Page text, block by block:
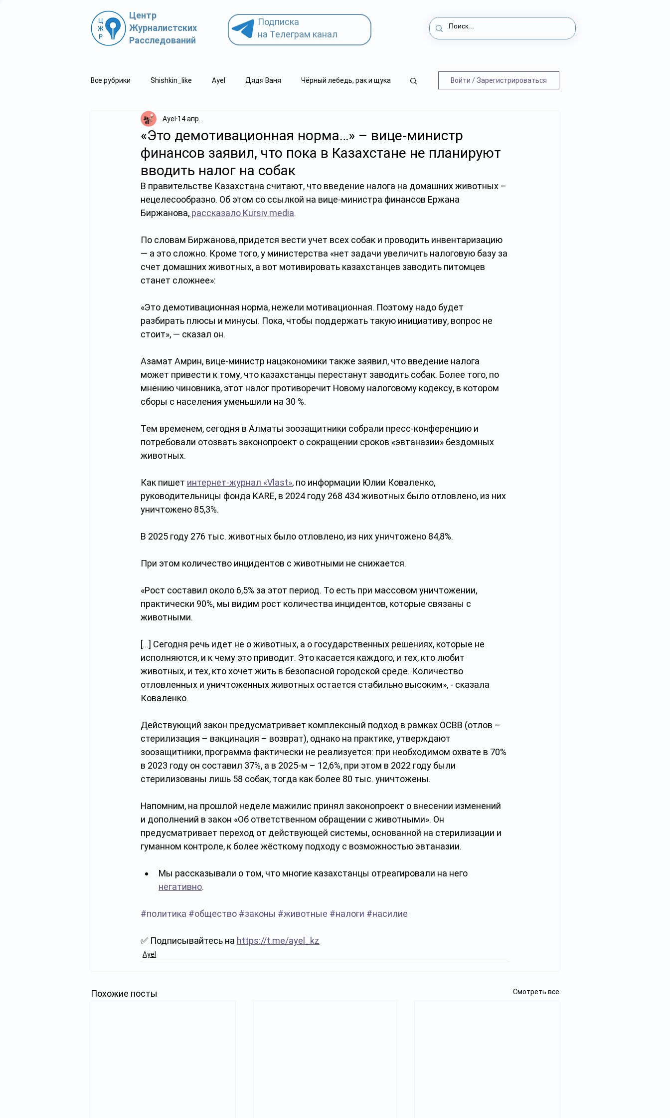
Центр
Журналистских
Расследований
Подписка
на Телеграм канал
Все рубрики Shishkin_like Ayel Дядя Ваня Чёрный лебедь, рак и щука
Политпросвет.kz Свидетель.kz
Войти / Зарегистрироваться
«Это демотивационная норма…» – вице-министр
финансов заявил, что пока в Казахстане не планируют
вводить налог на собак
Ayel 14 апр.
В правительстве Казахстана считают, что введение налога на домашних животных –
нецелесообразно. Об этом со ссылкой на вице-министра финансов Ержана
Биржанова, рассказало Kursiv.media.
По словам Биржанова, придется вести учет всех собак и проводить инвентаризацию
— а это сложно. Кроме того, у министерства «нет задачи увеличить налоговую базу за
счет домашних животных, а вот мотивировать казахстанцев заводить питомцев
станет сложнее»:
«Это демотивационная норма, нежели мотивационная. Поэтому надо будет
разбирать плюсы и минусы. Пока, чтобы поддержать такую инициативу, вопрос не
стоит», — сказал он.
Азамат Амрин, вице-министр нацэкономики также заявил, что введение налога
может привести к тому, что казахстанцы перестанут заводить собак. Более того, по
мнению чиновника, этот налог противоречит Новому налоговому кодексу, в котором
сборы с населения уменьшили на 30 %.
Тем временем, сегодня в Алматы зоозащитники собрали пресс-конференцию и
потребовали отозвать законопроект о сокращении сроков «эвтаназии» бездомных
животных.
Как пишет интернет-журнал «Vlast», по информации Юлии Коваленко,
руководительницы фонда KARE, в 2024 году 268 434 животных было отловлено, из них
уничтожено 85,3%.
В 2025 году 276 тыс. животных было отловлено, из них уничтожено 84,8%.
При этом количество инцидентов с животными не снижается.
«Рост составил около 6,5% за этот период. То есть при массовом уничтожении,
практически 90%, мы видим рост количества инцидентов, которые связаны с
животными.
[…] Сегодня речь идет не о животных, а о государственных решениях, которые не
исполняются, и к чему это приводит. Это касается каждого, и тех, кто любит
животных, и тех, кто хочет жить в безопасной городской среде. Количество
отловленных и уничтоженных животных остается стабильно высоким», - сказала
Коваленко.
Действующий закон предусматривает комплексный подход в рамках ОСВВ (отлов –
стерилизация – вакцинация – возврат), однако на практике, утверждают
зоозащитники, программа фактически не реализуется: при необходимом охвате в 70%
в 2023 году он составил 37%, а в 2025-м – 12,6%, при этом в 2022 году были
стерилизованы лишь 58 собак, тогда как более 80 тыс. уничтожены.
Напомним, на прошлой неделе мажилис принял законопроект о внесении изменений
и дополнений в закон «Об ответственном обращении с животными». Он
предусматривает переход от действующей системы, основанной на стерилизации и
гуманном контроле, к более жёсткому подходу с возможностью эвтаназии.
Мы рассказывали о том, что многие казахстанцы отреагировали на него
негативно.
#политика #общество #законы #животные #налоги #насилие
✅ Подписывайтесь на https://t.me/ayel_kz
Ayel
Похожие посты Смотреть все